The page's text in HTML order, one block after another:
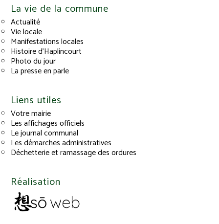
La vie de la commune
Actualité
Vie locale
Manifestations locales
Histoire d’Haplincourt
Photo du jour
La presse en parle
Liens utiles
Votre mairie
Les affichages officiels
Le journal communal
Les démarches administratives
Déchetterie et ramassage des ordures
Réalisation